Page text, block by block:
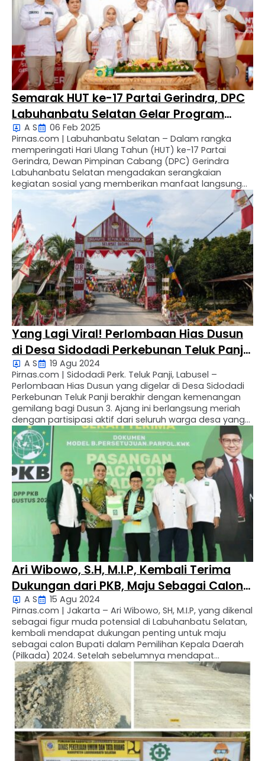
Semarak HUT ke-17 Partai Gerindra, DPC
Labuhanbatu Selatan Gelar Program
Sosial
A S
06 Feb 2025
Pirnas.com | Labuhanbatu Selatan – Dalam rangka
memperingati Hari Ulang Tahun (HUT) ke-17 Partai
Gerindra, Dewan Pimpinan Cabang (DPC) Gerindra
Labuhanbatu Selatan mengadakan serangkaian
kegiatan sosial yang memberikan manfaat langsung
bagi masyarakat. Acara ini berlangsung pada Selasa, 6
Februari 2025, di Kota Pinang dan dihadiri oleh seluruh
pengurus dan berbagai elemen masyarakat. Kegiatan
utama dalam …
Yang Lagi Viral! Perlombaan Hias Dusun
di Desa Sidodadi Perkebunan Teluk Panji,
Labusel
A S
19 Agu 2024
Pirnas.com | Sidodadi Perk. Teluk Panji, Labusel –
Perlombaan Hias Dusun yang digelar di Desa Sidodadi
Perkebunan Teluk Panji berakhir dengan kemenangan
gemilang bagi Dusun 3. Ajang ini berlangsung meriah
dengan partisipasi aktif dari seluruh warga desa yang
menampilkan kreativitas mereka dalam menghias
dusun masing-masing. Kegiatan ini tidak hanya
menghasilkan karya seni yang menarik, tetapi …
Ari Wibowo, S.H, M.I.P, Kembali Terima
Dukungan dari PKB, Maju Sebagai Calon
Bupati Labuhanbatu Selatan
A S
15 Agu 2024
Pirnas.com | Jakarta – Ari Wibowo, SH, M.I.P, yang dikenal
sebagai figur muda potensial di Labuhanbatu Selatan,
kembali mendapat dukungan penting untuk maju
sebagai calon Bupati dalam Pemilihan Kepala Daerah
(Pilkada) 2024. Setelah sebelumnya mendapat
dukungan dari Partai Gerindra dan PKS, Ari Wibowo kini
menerima B1KWK dari Partai Kebangkitan Bangsa (PKB).
Penyerahan B1KWK ini dilakukan …